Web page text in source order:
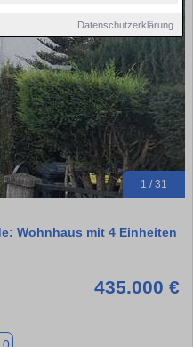
Datenschutzerklärung
1 / 31
Wohnhaus mit 4 Einheiten
435.000 €